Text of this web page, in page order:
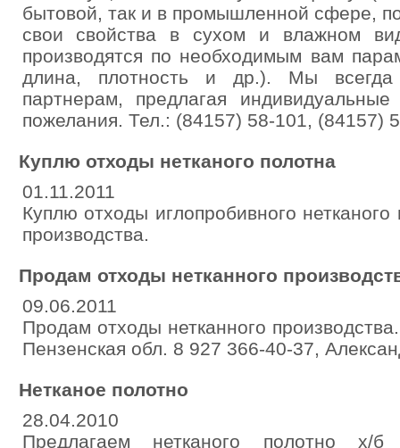
бытовой, так и в промышленной сфере,
свои свойства в сухом и влажном
производятся по необходимым вам
длина, плотность и др.). Мы
партнерам, предлагая
пожелания. Тел.: (84157) 58-101, (84157)
Куплю отходы нетканого полотна
01.11.2011
Куплю отходы иглопробивного
производства.
Продам отходы нетканного
09.06.2011
Продам отходы нетканного
Пензенская обл. 8 927 366-40-37,
Нетканое полотно
28.04.2010
Предлагаем нетканого полотно х/